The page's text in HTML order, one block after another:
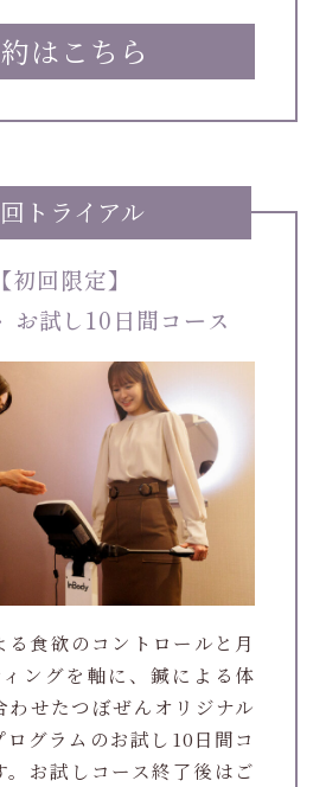
はこちら
トライアル
【初回限定】
お試し10日間コース
食欲のコントロールと月
ングを軸に、鍼による体
わせたつぼぜんオリジナル
ログラムのお試し10日間コ
。お試しコース終了後はご